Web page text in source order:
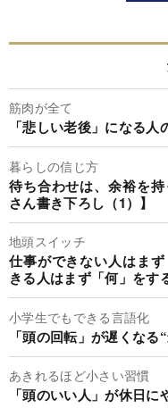
筋肉が全て
「悲しい老後」になる人
暮らしの信じ方
待ち合わせは、余裕を
さん書き下ろし（1）】
地頭スイッチ
仕事ができない人はま
きる人はまず「何」をす
小学生でもできる言語化
「頭の回転」が遅くな
あきれるほど小さい習慣
「頭のいい人」が休日